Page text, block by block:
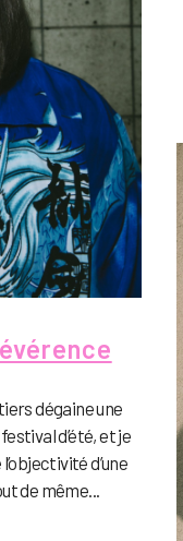
dégaine une
d’été, et je
d’une
de même...